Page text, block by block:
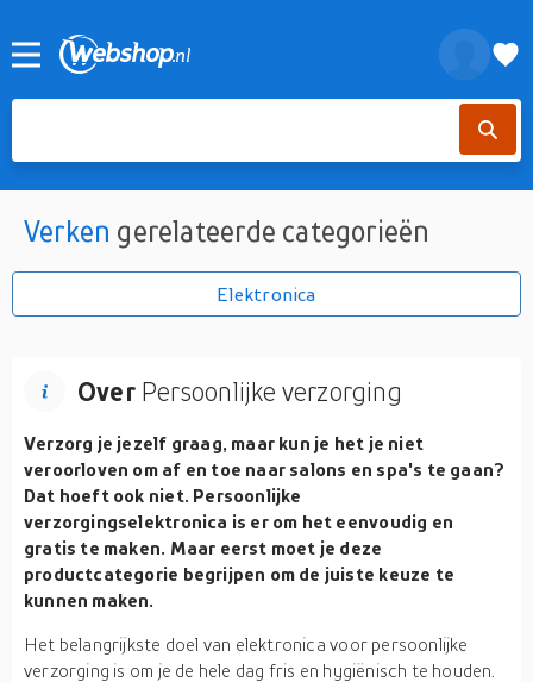
Verken gerelateerde categorieën
Elektronica
OverPersoonlijke verzorging
Verzorg je jezelf graag, maar kun je het je niet
veroorloven om af en toe naar salons en spa's te gaan?
Dat hoeft ook niet. Persoonlijke
verzorgingselektronica is er om het eenvoudig en
gratis te maken. Maar eerst moet je deze
productcategorie begrijpen om de juiste keuze te
kunnen maken.
Het belangrijkste doel van elektronica voor persoonlijke
verzorging is om je de hele dag fris en hygiënisch te houden.